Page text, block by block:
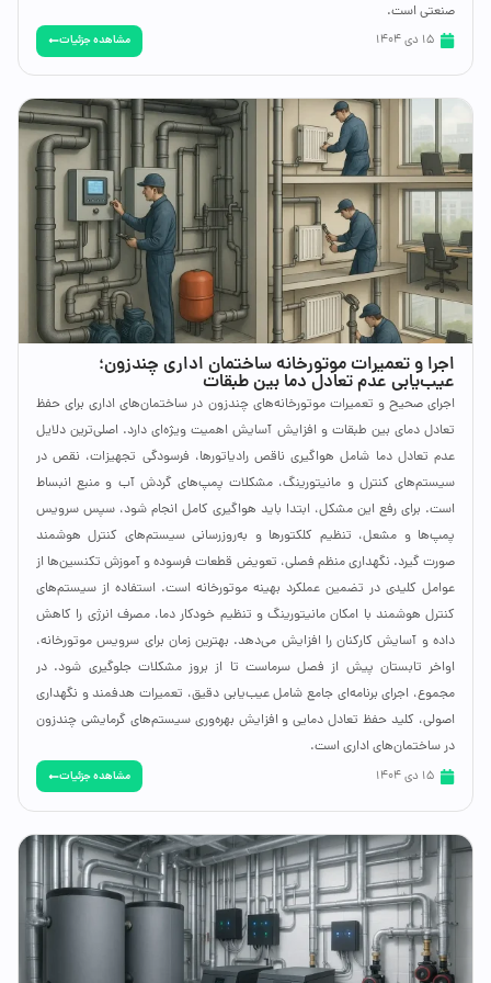
صنعتی است.
15 دی 1404 مشاهده جزئیات
اجرا و تعمیرات موتورخانه ساختمان اداری چندزون؛
عیب‌یابی عدم تعادل دما بین طبقات
اجرای صحیح و تعمیرات موتورخانه‌های چندزون در ساختمان‌های اداری برای حفظ
تعادل دمای بین طبقات و افزایش آسایش اهمیت ویژه‌ای دارد. اصلی‌ترین دلایل
عدم تعادل دما شامل هواگیری ناقص رادیاتورها، فرسودگی تجهیزات، نقص در
سیستم‌های کنترل و مانیتورینگ، مشکلات پمپ‌های گردش آب و منبع انبساط
است. برای رفع این مشکل، ابتدا باید هواگیری کامل انجام شود، سپس سرویس
پمپ‌ها و مشعل، تنظیم کلکتورها و به‌روزرسانی سیستم‌های کنترل هوشمند
صورت گیرد. نگهداری منظم فصلی، تعویض قطعات فرسوده و آموزش تکنسین‌ها از
عوامل کلیدی در تضمین عملکرد بهینه موتورخانه است. استفاده از سیستم‌های
کنترل هوشمند با امکان مانیتورینگ و تنظیم خودکار دما، مصرف انرژی را کاهش
داده و آسایش کارکنان را افزایش می‌دهد. بهترین زمان برای سرویس موتورخانه،
اواخر تابستان پیش از فصل سرماست تا از بروز مشکلات جلوگیری شود. در
مجموع، اجرای برنامه‌ای جامع شامل عیب‌یابی دقیق، تعمیرات هدفمند و نگهداری
اصولی، کلید حفظ تعادل دمایی و افزایش بهره‌وری سیستم‌های گرمایشی چندزون
در ساختمان‌های اداری است.
15 دی 1404 مشاهده جزئیات